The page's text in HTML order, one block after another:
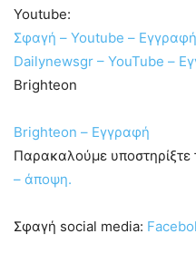
Youtube:
Σφαγή – Youtube – Εγγραφή
Dailynewsgr – YouTube –
Brighteon
Brighteon – Εγγραφή
Παρακαλούμε υποστηρίξτε
– άποψη.
Σφαγή social media: